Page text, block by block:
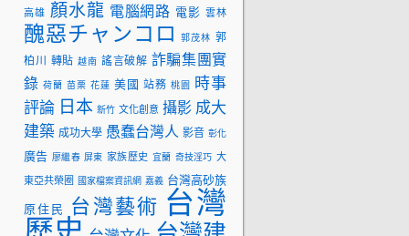
高雄 顏水龍 電腦網路 電影 雲林
醜惡チャンコロ 郭茂林 郭
柏川
轉貼 越南 謠言破解 詐騙集團實
錄 荷蘭 苗栗 花蓮 美國 站務 桃園
時事
評論 日本 新竹 文化創意 攝影 成大
建築 成功大學 愚蠢台灣人 影音 彰化
廣告 廖繼春 屏東 家族歷史 宜蘭 奇技淫巧 大
東亞共榮圈 國家檔案資訊網 嘉義 台灣高砂族
原住民 台灣藝術 台灣